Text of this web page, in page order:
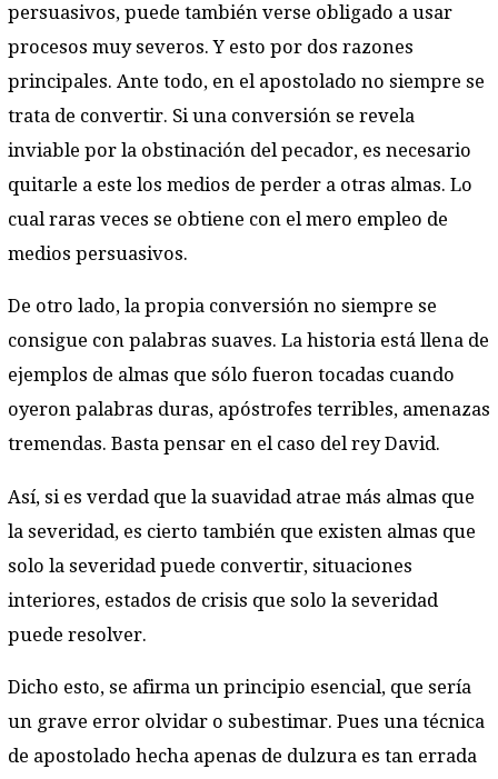
persuasivos, puede también verse obligado a usar
procesos muy severos. Y esto por dos razones
principales. Ante todo, en el apostolado no siempre se
trata de convertir. Si una conversión se revela
inviable por la obstinación del pecador, es necesario
quitarle a este los medios de perder a otras almas. Lo
cual raras veces se obtiene con el mero empleo de
medios persuasivos.
De otro lado, la propia conversión no siempre se
consigue con palabras suaves. La historia está llena de
ejemplos de almas que sólo fueron tocadas cuando
oyeron palabras duras, apóstrofes terribles, amenazas
tremendas. Basta pensar en el caso del rey David.
Así, si es verdad que la suavidad atrae más almas que
la severidad, es cierto también que existen almas que
solo la severidad puede convertir, situaciones
interiores, estados de crisis que solo la severidad
puede resolver.
Dicho esto, se afirma un principio esencial, que sería
un grave error olvidar o subestimar. Pues una técnica
de apostolado hecha apenas de dulzura es tan errada